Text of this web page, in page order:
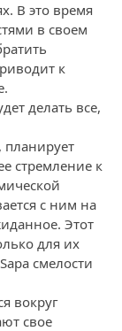
В это время
в своем
к
делать все,
стремление к
с ним на
Этот
для их
смелости
вокруг
свое